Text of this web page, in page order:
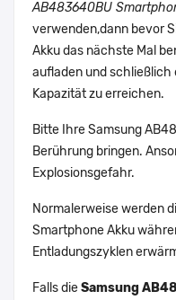
AB483640BU
verwenden,dann bevor
Akku das nächste Mal
aufladen und schließlich
Kapazität zu erreichen.
Bitte Ihre Samsung
Berührung bringen.
Explosionsgefahr.
Normalerweise werden
Smartphone Akku
Entladungszyklen
Falls dieSamsung